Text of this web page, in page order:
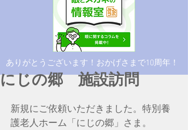
​ありがとうございます！おかげさまで10周年！
にじの郷 施設訪問
新規にご依頼いただきました。特別養
護老人ホーム「にじの郷」さま。